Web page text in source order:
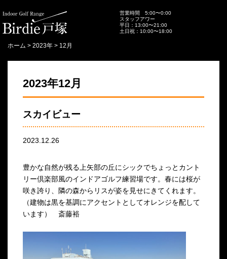
営業時間 5:00〜0:00
スタッフアワー
平日：13:00〜21:00
土日祝：10:00〜18:00
ホーム > 2023年 > 12月
2023年12月
スカイビュー
2023.12.26
豊かな自然が残る上矢部の丘にシックでちょっとカント
リー倶楽部風のインドアゴルフ練習場です。春には桜が
咲き誇り、隣の森からリスが姿を見せにきてくれます。
（建物は黒を基調にアクセントとしてオレンジを配して
います） 斎藤裕